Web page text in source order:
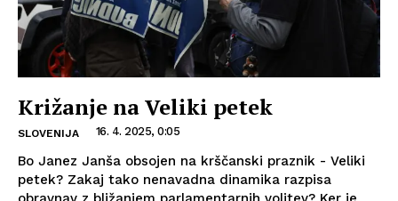
Križanje na Veliki petek
SLOVENIJA 16. 4. 2025, 0:05
Bo Janez Janša obsojen na krščanski praznik - Veliki
petek? Zakaj tako nenavadna dinamika razpisa